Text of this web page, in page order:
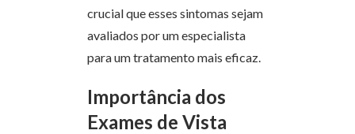
crucial que esses sintomas sejam
avaliados por um especialista
para um tratamento mais eficaz.
Importância dos
Exames de Vista